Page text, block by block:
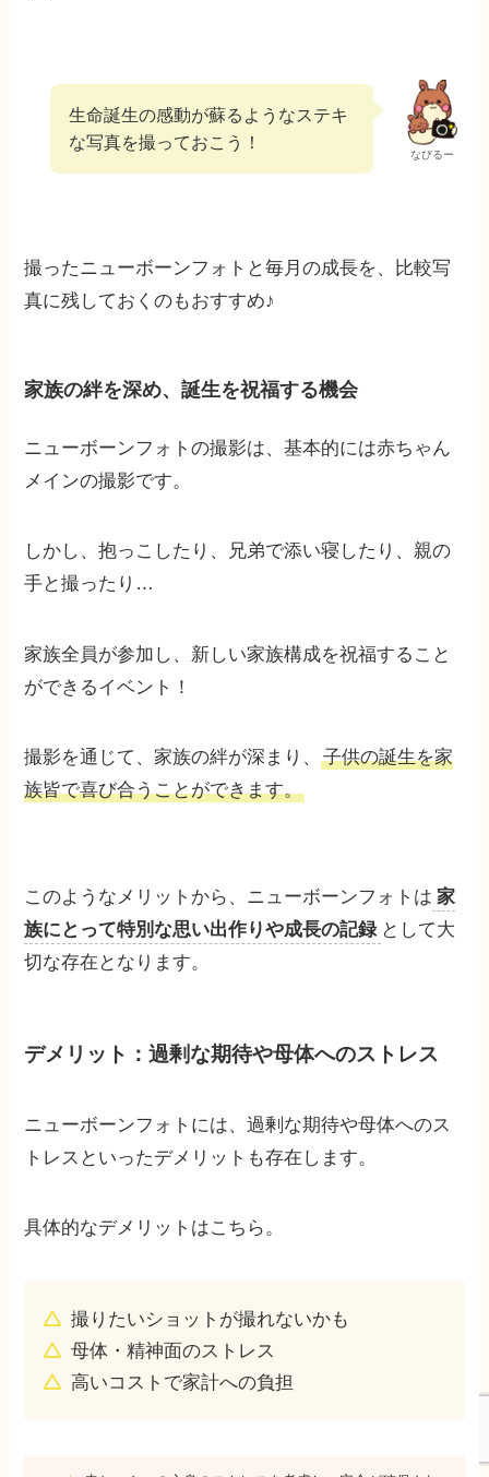
なびるー
生命誕生の感動が蘇るようなステキ
な写真を撮っておこう！
撮ったニューボーンフォトと毎月の成長を、比較写
真に残しておくのもおすすめ♪
家族の絆を深め、誕生を祝福する機会
ニューボーンフォトの撮影は、基本的には赤ちゃん
メインの撮影です。
しかし、抱っこしたり、兄弟で添い寝したり、親の
手と撮ったり…
家族全員が参加し、新しい家族構成を祝福すること
ができるイベント！
撮影を通じて、家族の絆が深まり、子供の誕生を家
族皆で喜び合うことができます。
このようなメリットから、ニューボーンフォトは 家
族にとって特別な思い出作りや成長の記録 として大
切な存在となります。
デメリット：過剰な期待や母体へのストレス
ニューボーンフォトには、過剰な期待や母体へのス
トレスといったデメリットも存在します。
具体的なデメリットはこちら。
撮りたいショットが撮れないかも
母体・精神面のストレス
高いコストで家計への負担